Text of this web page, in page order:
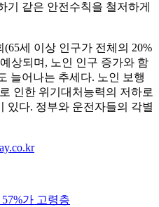
기 같은 안전수칙을 철저하게
세 이상 인구가 전체의 20%
상되며, 노인 인구 증가와 함
늘어나는 추세다. 노인 보행
인한 위기대처능력의 저하로
있다. 정부와 운전자들의 각별
가 고령층